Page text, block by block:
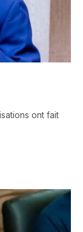
ont fait